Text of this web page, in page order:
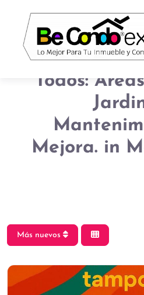
Todos:
Mejora. in
Más nuevos